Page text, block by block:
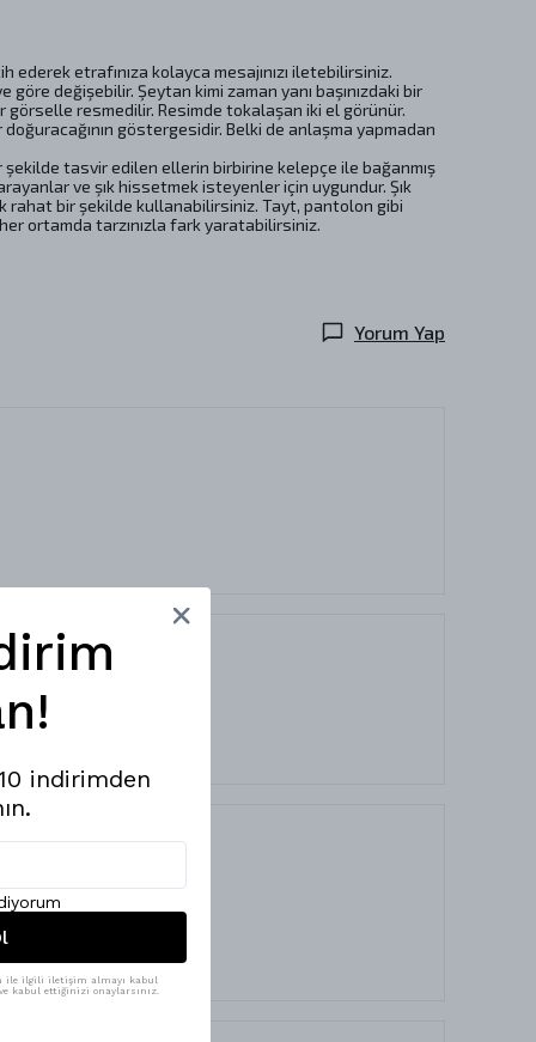
ederek etrafınıza kolayca mesajınızı iletebilirsiniz.
göre değişebilir. Şeytan kimi zaman yanı başınızdaki bir
görselle resmedilir. Resimde tokalaşan iki el görünür.
göstergesidir. Belki de anlaşma yapmadan
şekilde tasvir edilen ellerin birbirine kelepçe ile bağanmış
ve şık hissetmek isteyenler için uygundur. Şık
rahat bir şekilde kullanabilirsiniz. Tayt, pantolon gibi
ortamda tarzınızla fark yaratabilirsiniz.
Yorum Yap
indirimden
ile ilgili iletişim almayı kabul
kabul ettiğinizi onaylarsınız.